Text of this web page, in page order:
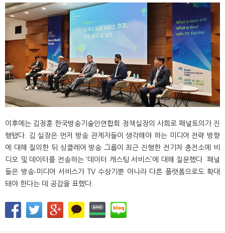
이후에는 김정훈 한국방송기술인연합회 정책실장의 사회로 패널토의가 진
행됐다. 김 실장은 먼저 방송 관계자들이 생각해야 하는 미디어 전략 방향
에 대해 질의한 뒤 싱클레어 방송 그룹이 최근 진행한 전기차 충전소에 비
디오 및 데이터를 전송하는 ‘데이터 캐스팅 서비스’에 대해 질문했다. 패널
들은 방송‧미디어 서비스가 TV 수상기뿐 아니라 다른 플랫폼으로도 확대
돼야 한다는 데 공감을 표했다.